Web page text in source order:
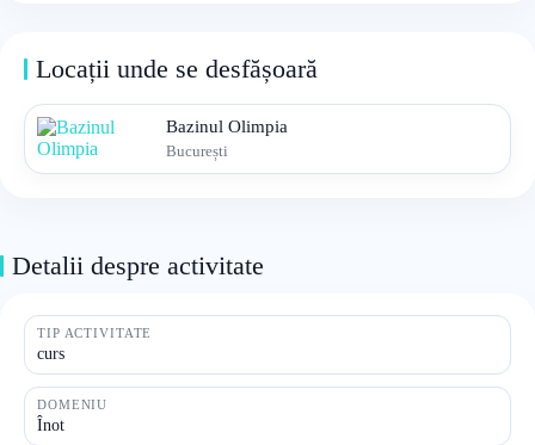
Locații unde se desfășoară
Bazinul Olimpia
București
Detalii despre activitate
TIP ACTIVITATE
curs
DOMENIU
Înot